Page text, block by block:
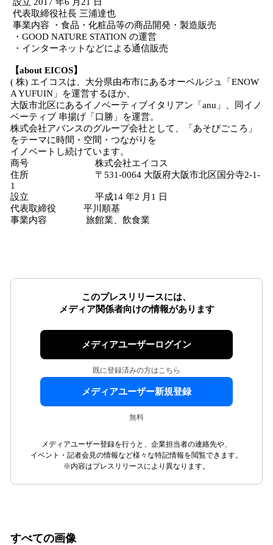
代表取締役社長 三浦達也
事業内容 ・食品・化粧品等の商品開発・製造販売
・GOOD NATURE STATION の運営
・インターネットなどによる通信販売
【about EICOS】
( 株) エイコスは、大分県由布市にあるオーベルジュ「ENOW
A YUFUIN」を運営するほか、
大阪市北区にあるイノベーティブイタリアン「anu」、同イノ
ベーティブ 串揚げ「口勝」を運営。
株式会社アバンスのグループ会社として、「あそびごころ」
をテーマに時間・空間・つながりを
イノベートし続けています。
商号 株式会社エイコス
住所 〒531-0064 大阪府大阪市北区国分寺2-1-
1
設立 平成14 年2 月1 日
代表取締役 平川順基
事業内容 旅館業、飲食業
このプレスリリースには、
メディア関係者向けの情報があります
メディアユーザーログイン
既に登録済みの方はこちら
メディアユーザー新規登録
無料
メディアユーザー登録を行うと、企業担当者の連絡先や、
イベント・記者会見の情報など様々な特記情報を閲覧できます。
※内容はプレスリリースにより異なります。
すべての画像